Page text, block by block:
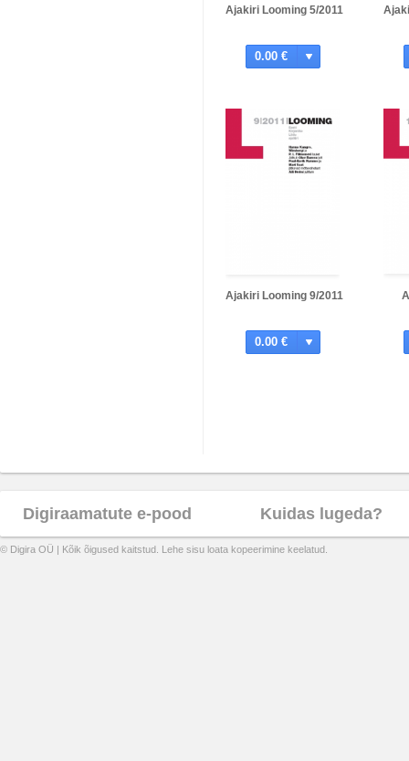
Ajakiri Looming 5/2011
0.00 €
Ajakiri Looming 9/2011
0.00 €
Digiraamatute e-pood Kuidas lugeda?
© Digira OÜ | Kõik õigused kaitstud. Lehe sisu loata kopeerimine keelatud.